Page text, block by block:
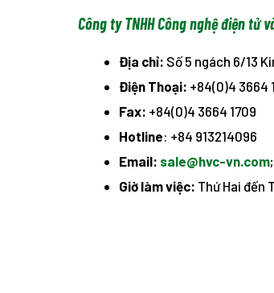
Công ty TNHH Công nghệ điện tử
Địa chỉ: Số 5 ngách 6/13
Điện Thoại: +84(0)4 3664
Fax: +84(0)4 3664 1709
Hotline: +84 913214096
Email: sale@hvc-vn.com;
Giờ làm việc: Thứ Hai đến